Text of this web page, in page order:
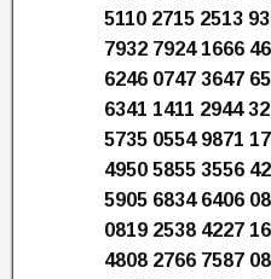
5110 2715 2513
7932 7924 1666
6246 0747 3647
6341 1411 2944
5735 0554 9871
4950 5855 3556
5905 6834 6406
0819 2538 4227
4808 2766 7587